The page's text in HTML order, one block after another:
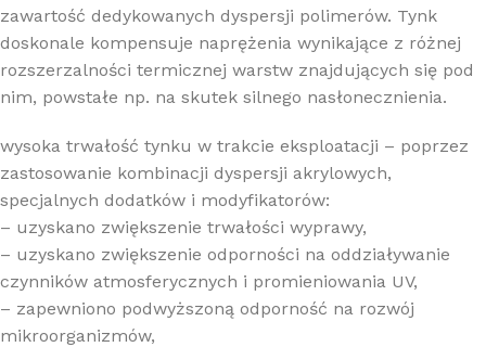
zawartość dedykowanych dyspersji polimerów. Tynk
doskonale kompensuje naprężenia wynikające z różnej
rozszerzalności termicznej warstw znajdujących się pod
nim, powstałe np. na skutek silnego nasłonecznienia.
wysoka trwałość tynku w trakcie eksploatacji – poprzez
zastosowanie kombinacji dyspersji akrylowych,
specjalnych dodatków i modyfikatorów:
– uzyskano zwiększenie trwałości wyprawy,
– uzyskano zwiększenie odporności na oddziaływanie
czynników atmosferycznych i promieniowania UV,
– zapewniono podwyższoną odporność na rozwój
mikroorganizmów,